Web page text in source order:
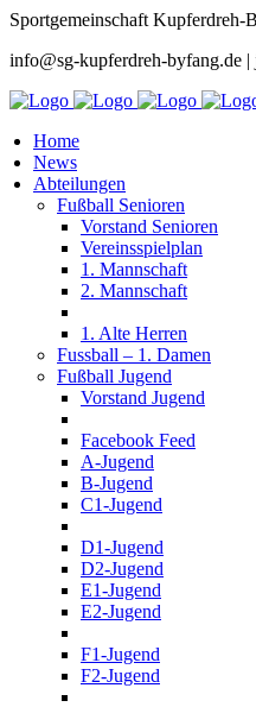
Sportgemeinschaft Kupferdreh-
info@sg-kupferdreh-byfang.de
Home
News
Abteilungen
Fußball Senioren
Vorstand Senioren
Vereinsspielplan
1. Mannschaft
2. Mannschaft
1. Alte Herren
Fussball – 1. Damen
Fußball Jugend
Vorstand Jugend
Facebook Feed
A-Jugend
B-Jugend
C1-Jugend
D1-Jugend
D2-Jugend
E1-Jugend
E2-Jugend
F1-Jugend
F2-Jugend